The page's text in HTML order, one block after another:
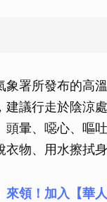
象署所發布的高
建議行走於陰涼
頭暈、噁心、嘔
衣物、用水擦拭
來領！加入【華